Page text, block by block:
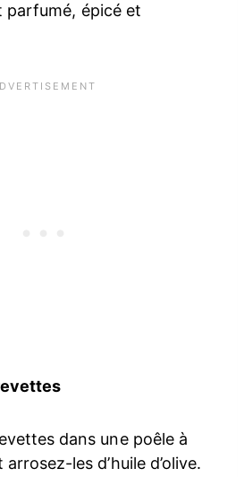
parfumé, épicé et
dans une poêle à
les d’huile d’olive.